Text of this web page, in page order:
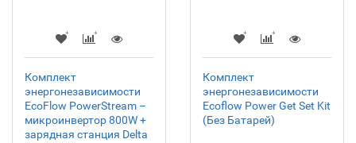
Комплект
энергонезависимости
EcoFlow PowerStream –
микроинвертор 800W +
зарядная станция Delta
Комплект
энергонезависимости
Ecoflow Power Get Set Kit
(Без Батарей)